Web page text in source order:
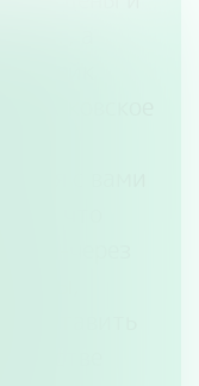
а
фейк
банковское
с вами
через